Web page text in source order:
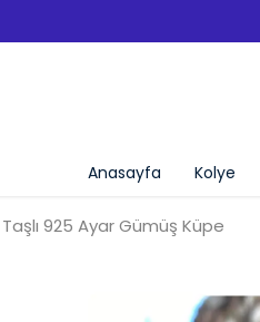
Anasayfa Kolye
925 Ayar Gümüş Küpe